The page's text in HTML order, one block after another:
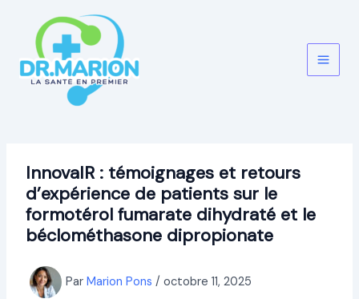
contenu
InnovaIR : témoignages et retours
d’expérience de patients sur le
formotérol fumarate dihydraté et le
béclométhasone dipropionate
Par Marion Pons / octobre 11, 2025